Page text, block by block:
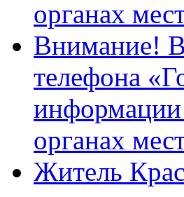
органах
Внимание!
телефона
информации
органах
Житель